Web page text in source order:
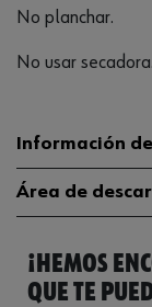
No planchar.
No usar secadora.
Información
Área de
Catálogo
¡HEMOS
QUE TE